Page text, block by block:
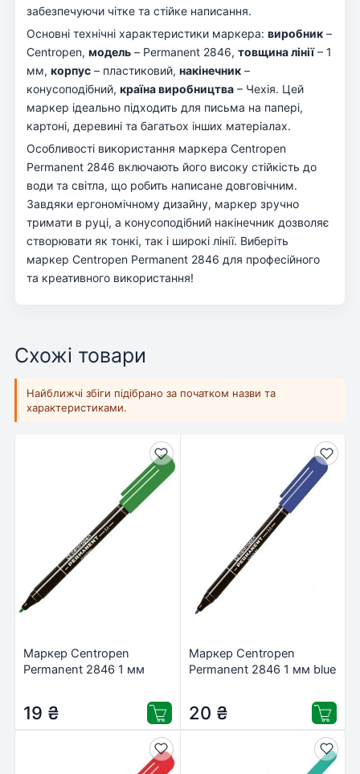
забезпечуючи чітке та стійке написання.
Основні технічні характеристики маркера: виробник –
Centropen, модель – Permanent 2846, товщина лінії– 1
мм, корпус – пластиковий, накінечник –
конусоподібний, країна виробництва – Чехія. Цей
маркер ідеально підходить для письма на папері,
картоні, деревині та багатьох інших матеріалах.
Особливості використання маркера Centropen
Permanent 2846 включають його високу стійкість до
води та світла, що робить написане довговічним.
Завдяки ергономічному дизайну, маркер зручно
тримати в руці, а конусоподібний накінечник дозволяє
створювати як тонкі, так і широкі лінії. Виберіть
маркер Centropen Permanent 2846 для професійного
та креативного використання!
Схожі товари
Найближчі збіги підібрано за початком назви та
характеристиками.
Маркер Centropen
Permanent 2846 1 мм
19 ₴
Маркер Centropen
Permanent 2846 1 мм blue
20 ₴